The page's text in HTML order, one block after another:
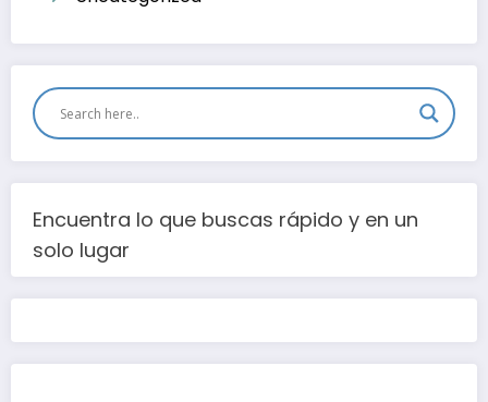
Encuentra lo que buscas rápido y en un
solo lugar